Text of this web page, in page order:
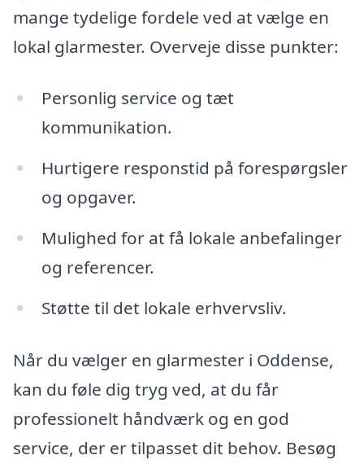
mange tydelige fordele ved at vælge en
lokal glarmester. Overveje disse punkter:
Personlig service og tæt
kommunikation.
Hurtigere responstid på forespørgsler
og opgaver.
Mulighed for at få lokale anbefalinger
og referencer.
Støtte til det lokale erhvervsliv.
Når du vælger en glarmester i Oddense,
kan du føle dig tryg ved, at du får
professionelt håndværk og en god
service, der er tilpasset dit behov. Besøg